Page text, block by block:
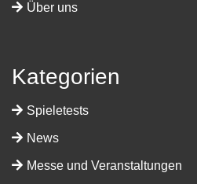
Über uns
Kategorien
Spieletests
News
Messe und Veranstaltungen